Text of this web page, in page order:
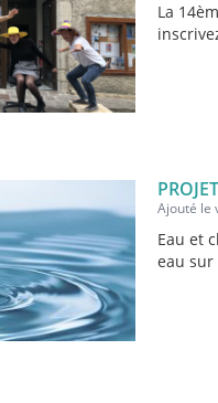
La
Ajouté le
Eau et
eau sur